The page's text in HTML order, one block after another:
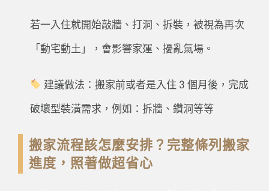
若一入住就開始敲牆、打洞、拆裝，被視為再次
「動宅動土」，會影響家運、擾亂氣場。
建議做法：搬家前或者是入住 3 個月後，完成
破壞型裝潢需求，例如：拆牆、鑽洞等等
搬家流程該怎麼安排？完整條列搬家
進度，照著做超省心